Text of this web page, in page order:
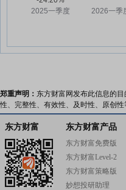
郑重声明： 东方财富网发布此信息的
性、完整性、有效性、及时性、原创
东方财富 东方财富产品
东方财富免费版
东方财富Level-2
东方财富策略版
妙想投研助理